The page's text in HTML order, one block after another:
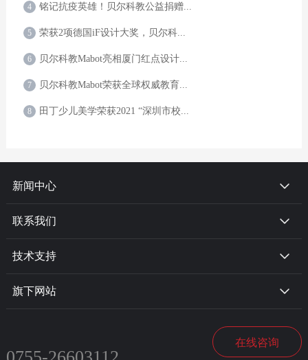
4 铭记抗疫英雄！贝尔科教公益捐赠...
5 荣获2项德国iF设计大奖，贝尔科...
6 贝尔科教Mabot亮相厦门红点设计...
7 贝尔科教Mabot荣获全球权威教育...
8 田丁少儿美学荣获2021 “深圳市校...
新闻中心
联系我们
技术支持
旗下网站
在线咨询